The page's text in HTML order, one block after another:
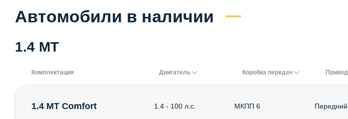
Автомобили в наличии
1.4 MT
Комплектация Двигатель Коробка передач Привод
1.4 MT Comfort 1.4 - 100 л.с. МКПП 6 Передний